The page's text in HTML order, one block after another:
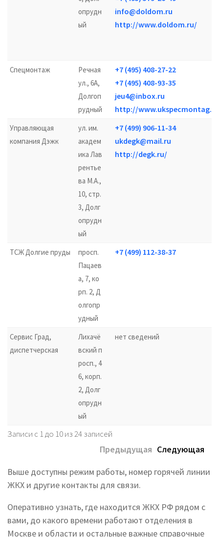
опрудн
ый
info@doldom.ru
http://www.doldom.ru/
Спецмонтаж
Речная
ул., 6А,
Долгоп
рудный
+7 (495) 408-27-22
+7 (495) 408-93-35
jeu4@inbox.ru
http://
Управляющая
компания Дэжк
ул. им.
академ
ика Лав
рентье
ва М.А.,
10, стр.
3, Долг
опрудн
ый
+7 (499) 906-11-34
ukdegk@mail.ru
http://degk.ru/
ТСЖ Долгие пруды
просп.
Пацаев
а, 7, ко
рп. 2, Д
олгопр
удный
+7 (499) 112-38-37
Сервис Град,
диспетчерская
Лихачё
вский п
росп., 4
6, корп.
2, Долг
опрудн
ый
нет сведений
Записи с 1 до 10 из 24 записей
Предыдущая Следующая
Выше доступны режим работы, номер горячей линии
ЖКХ и другие контакты для связи.
Оперативно узнать, где находится ЖКХ РФ рядом с
вами, до какого времени работают отделения в
Москве и области и остальные важные справочные